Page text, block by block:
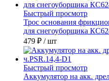
Быстрый просмотр
Трос основания
для снегоуборщика
479 ₽ / шт
Быстрый просмотр
Аккумулятор на акк.